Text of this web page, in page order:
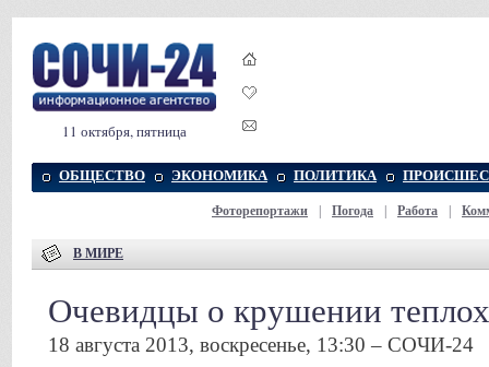
11 октября, пятница
ОБЩЕСТВО ЭКОНОМИКА ПОЛИТИКА
Фоторепортажи Погода Работа
В МИРЕ
Очевидцы о крушении
18 августа 2013, воскресенье, 13:30 – СОЧИ-24